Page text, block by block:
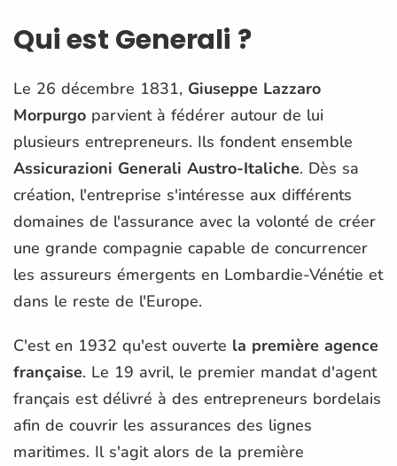
Qui est Generali ?
Le 26 décembre 1831, Giuseppe Lazzaro
Morpurgo parvient à fédérer autour de lui
plusieurs entrepreneurs. Ils fondent ensemble
Assicurazioni Generali Austro-Italiche. Dès sa
création, l'entreprise s'intéresse aux différents
domaines de l'assurance avec la volonté de créer
une grande compagnie capable de concurrencer
les assureurs émergents en Lombardie-Vénétie et
dans le reste de l'Europe.
C'est en 1932 qu'est ouverte la première agence
française. Le 19 avril, le premier mandat d'agent
français est délivré à des entrepreneurs bordelais
afin de couvrir les assurances des lignes
maritimes. Il s'agit alors de la première